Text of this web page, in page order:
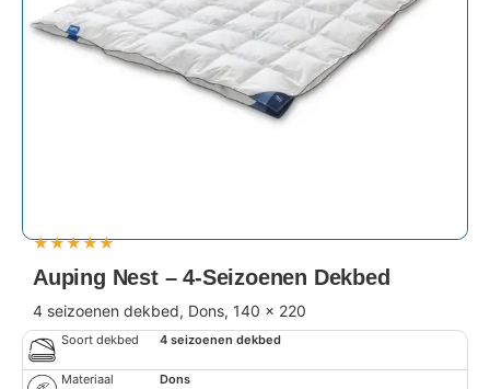
★★★★★
Auping Nest – 4-Seizoenen Dekbed
4 seizoenen dekbed, Dons, 140 x 220
Soort dekbed 4 seizoenen dekbed
Materiaal Dons